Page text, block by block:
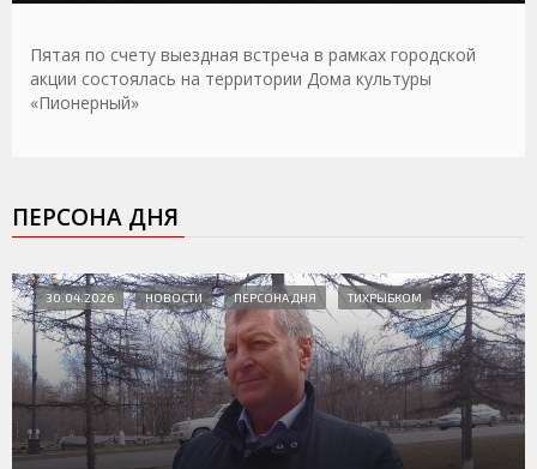
Пятая по счету выездная встреча в рамках городской
акции состоялась на территории Дома культуры
«Пионерный»
ПЕРСОНА ДНЯ
30.04.2026 НОВОСТИ ПЕРСОНА ДНЯ ТИХРЫБКОМ